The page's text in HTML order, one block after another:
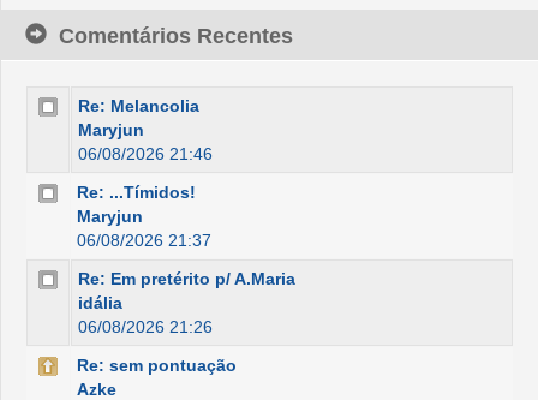
Comentários Recentes
Re: Melancolia
Maryjun
06/08/2026 21:46
Re: ...Tímidos!
Maryjun
06/08/2026 21:37
Re: Em pretérito p/ A.Maria
idália
06/08/2026 21:26
Re: sem pontuação
Azke